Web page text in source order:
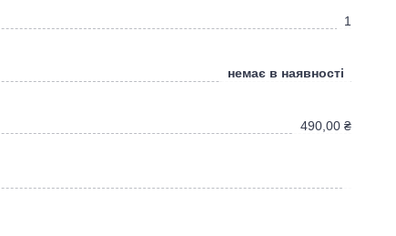
1
немає в наявності
490,00 ₴